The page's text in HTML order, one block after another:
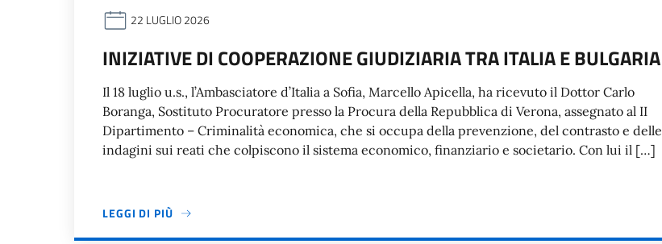
22 LUGLIO 2026
INIZIATIVE DI COOPERAZIONE GIUDIZIARIA TRA ITALIA E BULGARIA
Il 18 luglio u.s., l’Ambasciatore d’Italia a Sofia, Marcello Apicella, ha ricevuto il Dottor Carlo
Boranga, Sostituto Procuratore presso la Procura della Repubblica di Verona, assegnato al II
Dipartimento – Criminalità economica, che si occupa della prevenzione, del contrasto e delle
indagini sui reati che colpiscono il sistema economico, finanziario e societario. Con lui il […]
LEGGI DI PIÙ